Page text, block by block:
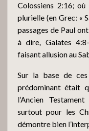
Colossiens 2:16;
plurielle (en Grec: «
passages de Paul
à dire, Galates
faisant allusion au
Sur la base de
prédominant était
l’Ancien
surtout pour les
démontre bien